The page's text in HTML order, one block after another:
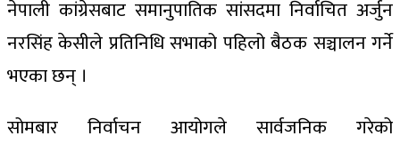
नेपाली कांग्रेसबाट समानुपातिक सांसदमा निर्वाचित अर्जुन
नरसिंह केसीले प्रतिनिधि सभाको पहिलो बैठक सञ्चालन गर्ने
भएका छन् ।
सोमबार निर्वाचन आयोगले सार्वजनिक गरेको